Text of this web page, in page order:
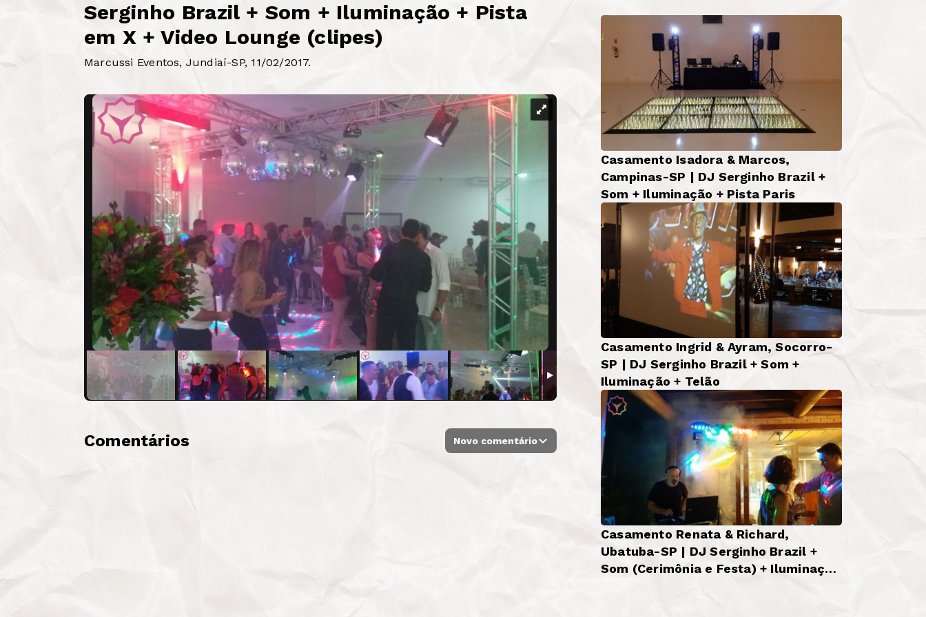
Serginho Brazil + Som + Iluminação + Pista
em X + Video Lounge (clipes)
Marcussi Eventos, Jundiaí-SP, 11/02/2017.
Casamento Isadora & Marcos,
Campinas-SP | DJ Serginho Brazil +
Som + Iluminação + Pista Paris
Casamento Ingrid & Ayram, Socorro-
SP | DJ Serginho Brazil + Som +
Iluminação + Telão
Casamento Renata & Richard,
Ubatuba-SP | DJ Serginho Brazil +
Som (Cerimônia e Festa) + Iluminação
Comentários Novo comentário